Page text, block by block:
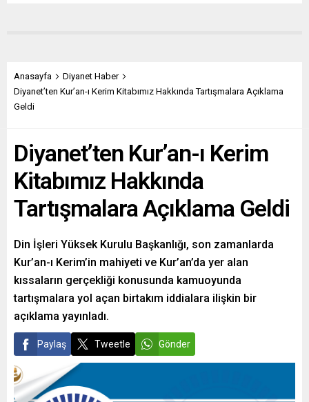
Anasayfa
Diyanet Haber
Diyanet’ten Kur’an-ı Kerim Kitabımız Hakkında Tartışmalara Açıklama
Geldi
Diyanet’ten Kur’an-ı Kerim
Kitabımız Hakkında
Tartışmalara Açıklama Geldi
Din İşleri Yüksek Kurulu Başkanlığı, son zamanlarda
Kur’an-ı Kerim’in mahiyeti ve Kur’an’da yer alan
kıssaların gerçekliği konusunda kamuoyunda
tartışmalara yol açan birtakım iddialara ilişkin bir
açıklama yayınladı.
Paylaş Tweetle Gönder